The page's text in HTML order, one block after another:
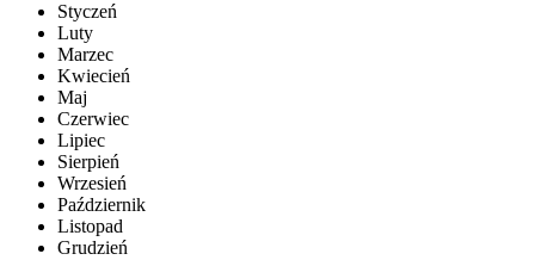
Styczeń
Luty
Marzec
Kwiecień
Maj
Czerwiec
Lipiec
Sierpień
Wrzesień
Październik
Listopad
Grudzień